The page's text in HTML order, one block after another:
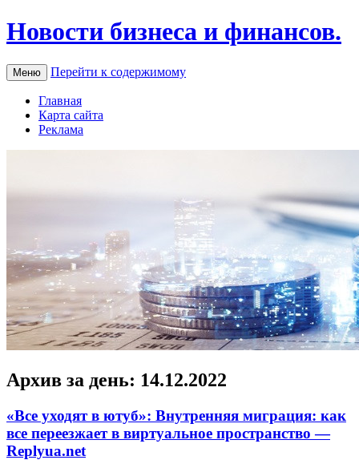
Новости бизнеса и финансов.
Меню Перейти к содержимому
Главная
Карта сайта
Реклама
Архив за день: 14.12.2022
«Все уходят в ютуб»: Внутренняя миграция: как
все переезжает в виртуальное пространство —
Replyua.net